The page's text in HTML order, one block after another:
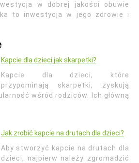
w dobrej jakości obuwie
to inwestycja w jego zdrowie i
Kapcie dla dzieci jak skarpetki?
Kapcie dla dzieci, które
przypominają skarpetki, zyskują
wśród rodziców. Ich główną
Jak zrobić kapcie na drutach dla dzieci?
Aby stworzyć kapcie na drutach dla
dzieci, najpierw należy zgromadzić